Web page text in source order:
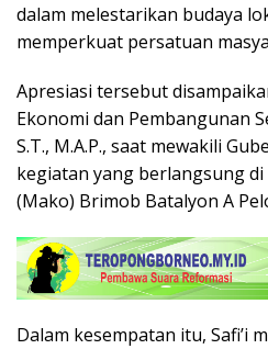
dalam melestarikan budaya
memperkuat persatuan
Apresiasi tersebut
Ekonomi dan Pembangunan
S.T., M.A.P., saat mewakili
kegiatan yang berlangsung
(Mako) Brimob Batalyon A
Dalam kesempatan itu, Safi’i